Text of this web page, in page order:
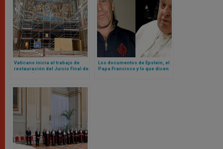
Vaticano inicia el trabajo de
restauración del Juicio Final de
Miguel Ángel en Capilla Sixtina
Los documentos de Epstein, el
Papa Francisco y lo que dicen